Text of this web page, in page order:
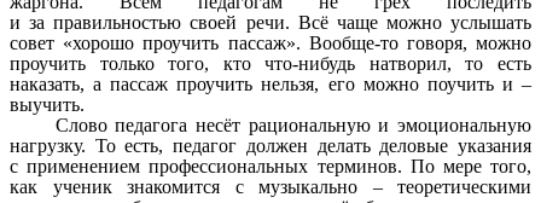
и за правильностью своей речи. Всё чаще можно услышать
совет «хорошо проучить пассаж». Вообще-то говоря, можно
проучить только того, кто что-нибудь натворил, то есть
наказать, а пассаж проучить нельзя, его можно поучить и –
выучить.
Слово педагога несёт рациональную и эмоциональную
нагрузку. То есть, педагог должен делать деловые указания
с применением профессиональных терминов. По мере того,
как ученик знакомится с музыкально – теоретическими